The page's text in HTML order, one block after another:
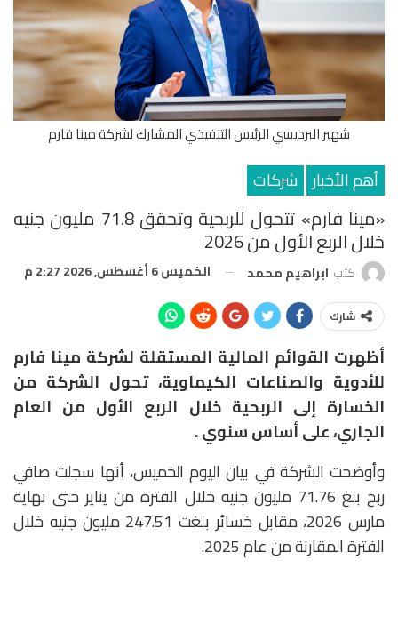
شهير البرديسي الرئيس التنفيذي المشارك لشركة مينا فارم
أهم الأخبار شركات
«مينا فارم» تتحول للربحية وتحقق 71.8 مليون جنيه
خلال الربع الأول من 2026
كتب ابراهيم محمد الخميس 6 أغسطس, 2026 2:27 م
شارك
أظهرت القوائم المالية المستقلة لشركة مينا فارم
للأدوية والصناعات الكيماوية، تحول الشركة من
الخسارة إلى الربحية خلال الربع الأول من العام
الجاري، على أساس سنوي .
وأوضحت الشركة في بيان اليوم الخميس، أنها سجلت صافي
ربح بلغ 71.76 مليون جنيه خلال الفترة من يناير حتى نهاية
مارس 2026، مقابل خسائر بلغت 247.51 مليون جنيه خلال
الفترة المقارنة من عام 2025.